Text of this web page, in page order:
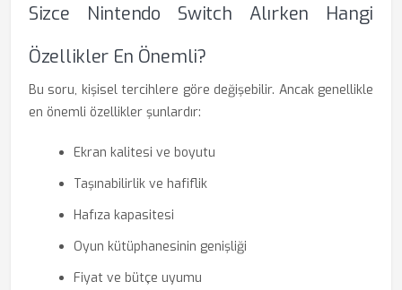
Sizce Nintendo Switch Alırken Hangi
Özellikler En Önemli?
Bu soru, kişisel tercihlere göre değişebilir. Ancak genellikle
en önemli özellikler şunlardır:
Ekran kalitesi ve boyutu
Taşınabilirlik ve hafiflik
Hafıza kapasitesi
Oyun kütüphanesinin genişliği
Fiyat ve bütçe uyumu